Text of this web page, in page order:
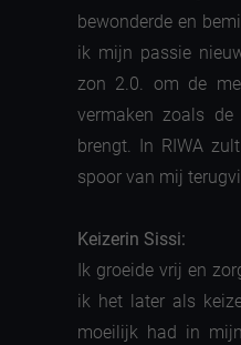
bewonderde en
ik mijn passie
zon 2.0. om de
vermaken zoals
brengt. In RIWA
spoor van mij
Keizerin Sissi:
Ik groeide vrij en
ik het later als
moeilijk had in